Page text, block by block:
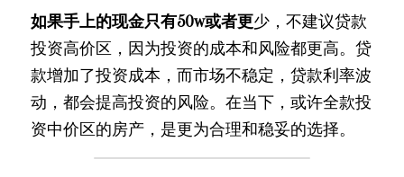
如果手上的现金只有50w或者更少，不建议贷款
投资高价区，因为投资的成本和风险都更高。贷
款增加了投资成本，而市场不稳定，贷款利率波
动，都会提高投资的风险。在当下，或许全款投
资中价区的房产，是更为合理和稳妥的选择。